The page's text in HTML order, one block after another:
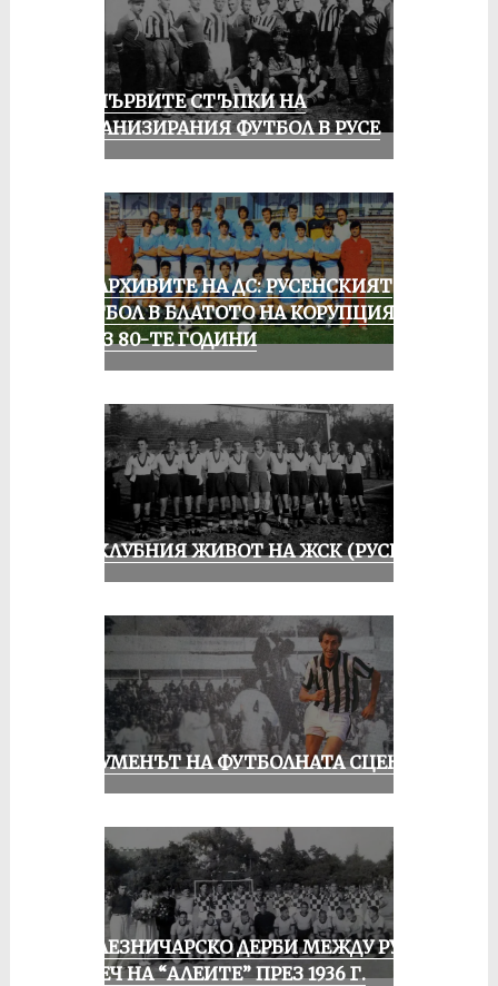
ЗА ПЪРВИТЕ СТЪПКИ НА
ОРГАНИЗИРАНИЯ ФУТБОЛ В РУСЕ
ИЗ АРХИВИТЕ НА ДС: РУСЕНСКИЯТ
ФУТБОЛ В БЛАТОТО НА КОРУПЦИЯТА
ПРЕЗ 80-ТЕ ГОДИНИ
ИЗ КЛУБНИЯ ЖИВОТ НА ЖСК (РУСЕ)
ШОУМЕНЪТ НА ФУТБОЛНАТА СЦЕНА
ЖЕЛЕЗНИЧАРСКО ДЕРБИ МЕЖДУ РУСЕ
И ПЕЧ НА “АЛЕИТЕ” ПРЕЗ 1936 Г.